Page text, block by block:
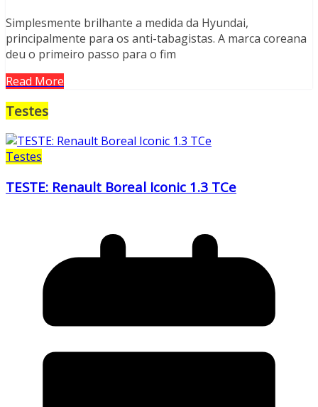
Simplesmente brilhante a medida da Hyundai,
principalmente para os anti-tabagistas. A marca coreana
deu o primeiro passo para o fim
Read More
Testes
Testes
TESTE: Renault Boreal Iconic 1.3 TCe